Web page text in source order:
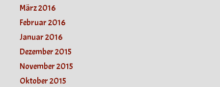
März 2016
Februar 2016
Januar 2016
Dezember 2015
November 2015
Oktober 2015